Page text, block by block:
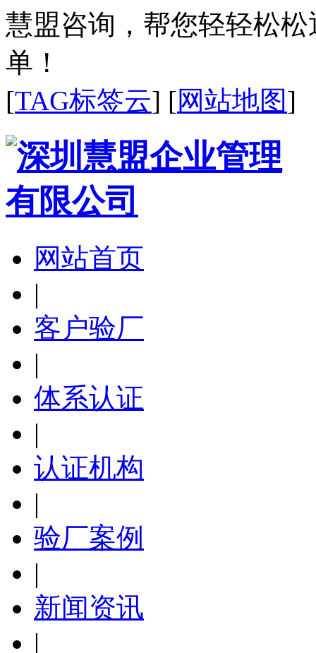
慧盟咨询，帮您轻轻松
单！
[TAG标签云] [网站地图]
网站首页
|
客户验厂
|
体系认证
|
认证机构
|
验厂案例
|
新闻资讯
|